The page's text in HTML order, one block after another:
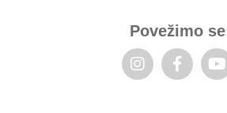
Povežimo se